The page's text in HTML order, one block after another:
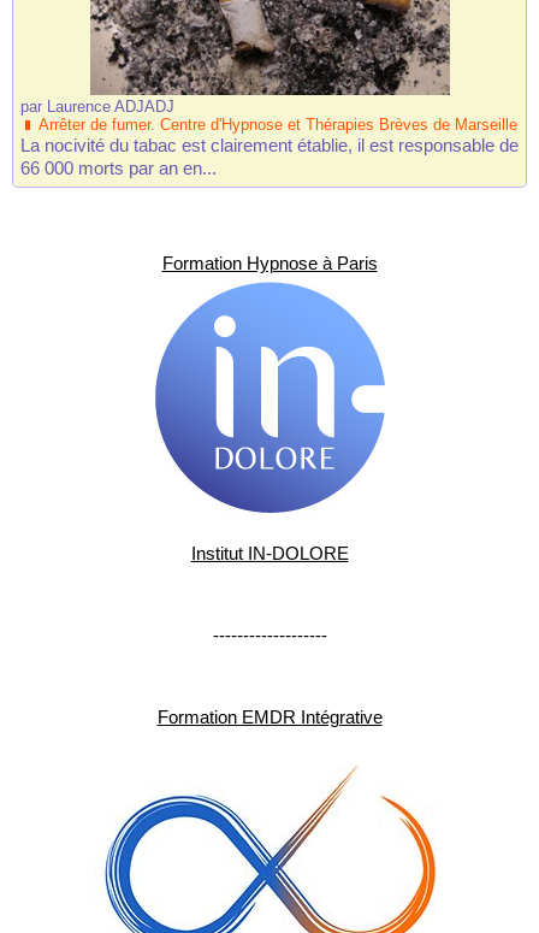
par Laurence ADJADJ
Arrêter de fumer. Centre d'Hypnose et Thérapies Brèves de Marseille
La nocivité du tabac est clairement établie, il est responsable de
66 000 morts par an en...
Formation Hypnose à Paris
Institut IN-DOLORE
-------------------
Formation EMDR Intégrative